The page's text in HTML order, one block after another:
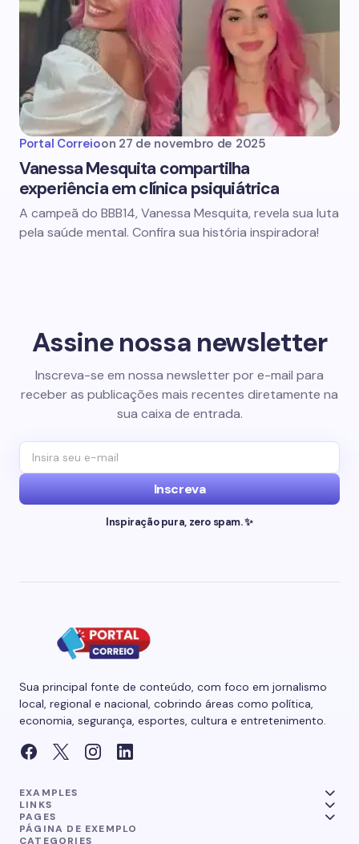
Portal Correioon 27 de novembro de 2025
Vanessa Mesquita compartilha
experiência em clínica psiquiátrica
A campeã do BBB14, Vanessa Mesquita, revela sua luta
pela saúde mental. Confira sua história inspiradora!
Assine nossa newsletter
Inscreva-se em nossa newsletter por e-mail para
receber as publicações mais recentes diretamente na
sua caixa de entrada.
Inscreva
Inspiração pura, zero spam. ✨
Sua principal fonte de conteúdo, com foco em jornalismo
local, regional e nacional, cobrindo áreas como política,
economia, segurança, esportes, cultura e entretenimento.
EXAMPLES
LINKS
PAGES
PÁGINA DE EXEMPLO
CATEGORIES